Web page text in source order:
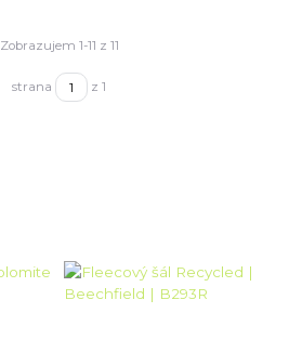
Zobrazujem 1-11 z 11
strana z 1